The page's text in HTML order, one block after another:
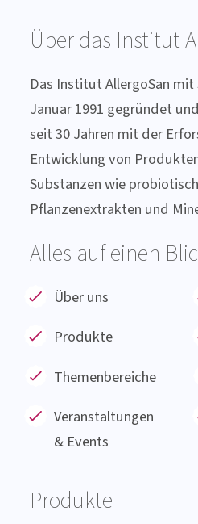
Über das Institut
Das Institut AllergoSan
Januar 1991 gegründet
seit 30 Jahren mit der
Entwicklung von
Substanzen wie
Pflanzenextrakten und
Alles auf einen
Über uns
Produkte
Themenbereiche
Veranstaltungen
& Events
Produkte